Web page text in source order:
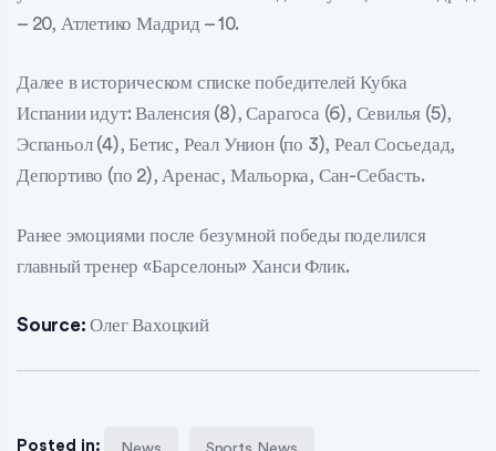
– 20, Атлетико Мадрид – 10.
Далее в историческом списке победителей Кубка
Испании идут: Валенсия (8), Сарагоса (6), Севилья (5),
Эспаньол (4), Бетис, Реал Унион (по 3), Реал Сосьедад,
Депортиво (по 2), Аренас, Мальорка, Сан-Себасть.
Ранее эмоциями после безумной победы поделился
главный тренер «Барселоны» Ханси Флик.
Source: Олег Вахоцкий
Posted in: